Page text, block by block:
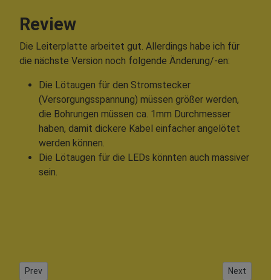
Review
Die Leiterplatte arbeitet gut. Allerdings habe ich für
die nächste Version noch folgende Änderung/-en:
Die Lötaugen für den Stromstecker
(Versorgungsspannung) müssen größer werden,
die Bohrungen müssen ca. 1mm Durchmesser
haben, damit dickere Kabel einfacher angelötet
werden können.
Die Lötaugen für die LEDs könnten auch massiver
sein.
Previous article: Solaranlage 12V
Prev Next
Next